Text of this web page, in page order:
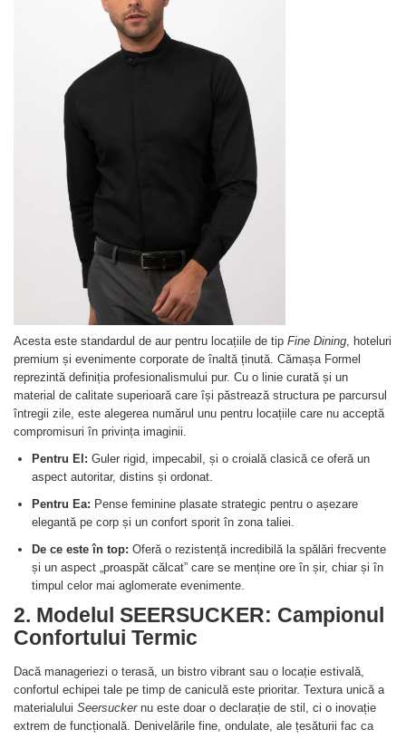
Acesta este standardul de aur pentru locațiile de tip Fine Dining, hoteluri
premium și evenimente corporate de înaltă ținută. Cămașa Formel
reprezintă definiția profesionalismului pur. Cu o linie curată și un
material de calitate superioară care își păstrează structura pe parcursul
întregii zile, este alegerea numărul unu pentru locațiile care nu acceptă
compromisuri în privința imaginii.
Pentru El: Guler rigid, impecabil, și o croială clasică ce oferă un
aspect autoritar, distins și ordonat.
Pentru Ea: Pense feminine plasate strategic pentru o așezare
elegantă pe corp și un confort sporit în zona taliei.
De ce este în top: Oferă o rezistență incredibilă la spălări frecvente
și un aspect „proaspăt călcat” care se menține ore în șir, chiar și în
timpul celor mai aglomerate evenimente.
2. Modelul SEERSUCKER: Campionul
Confortului Termic
Dacă manageriezi o terasă, un bistro vibrant sau o locație estivală,
confortul echipei tale pe timp de caniculă este prioritar. Textura unică a
materialului Seersuckernu este doar o declarație de stil, ci o inovație
extrem de funcțională. Denivelările fine, ondulate, ale țesăturii fac ca